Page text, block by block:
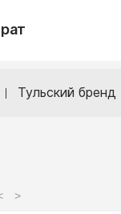
Тульский бренд
>